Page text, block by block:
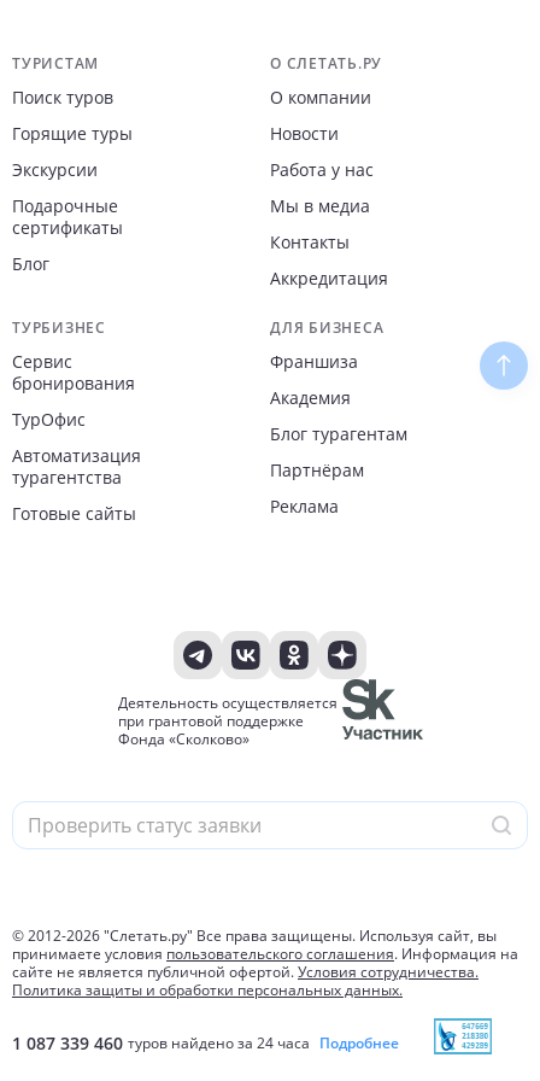
Навигация по сайту
ТУРИСТАМ
Поиск туров
Горящие туры
Экскурсии
Подарочные
сертификаты
Блог
О СЛЕТАТЬ.РУ
О компании
Новости
Работа у нас
Мы в медиа
Контакты
Аккредитация
ТУРБИЗНЕС
Сервис
бронирования
ТурОфис
Автоматизация
турагентства
Готовые сайты
ДЛЯ БИЗНЕСА
Франшиза
Академия
Блог турагентам
Партнёрам
Реклама
Деятельность осуществляется
при грантовой поддержке
Фонда «Сколково»
© 2012-2026"Слетать.ру" Все права защищены. Используя сайт, вы
принимаете условия пользовательского соглашения. Информация на
сайте не является публичной офертой.Условия сотрудничества.
Политика защиты и обработки персональных данных.
1 087 339 460 туров найдено за 24 часа Подробнее